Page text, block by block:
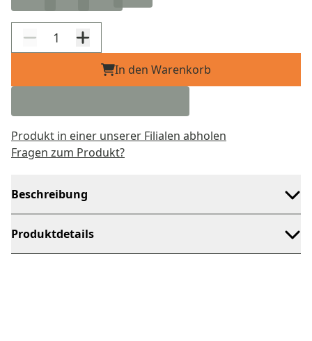
In den Warenkorb
Produkt in einer unserer Filialen abholen
Fragen zum Produkt?
Beschreibung
Produktdetails